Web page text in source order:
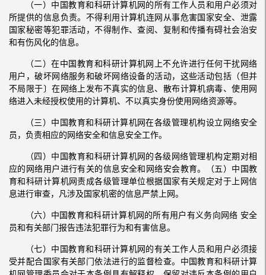
（一）中国教育和科研计算机网的所有工作人员和用户必须对
所提供的信息负责。不得利用计算机连网从事危害国家安全、泄露
国家秘密等犯罪活动，不得制作、查阅、复制和传播有碍社会治安
和有伤风化的信息。
（二）在中国教育和科研计算机网上不允许进行任何干扰网络
用户，破坏网络服务和破坏网络设备的活动，这些活动包括（但并
不局限于〕在网络上发布不真实的信息、散布计算机病毒、使用网
络进入未经授权使用的计算机、不以真实身份使用网络资源等。
（三）中国教育和科研计算机网在各级管理机构设立网络安全
员，负责相应的网络安全和信息安全工作。
（四）中国教育和科研计算机网的各级网络管理机构定期对相
应的网络用户进行有关的信息安全和网络安会教育。（五）中国教
育和科研计算机网责成各级管理单位根据国家有关规定对于上网信
息进行审查，凡涉及国家机密的信息严禁上网。
（六）中国教育和科研计算机网的所有用户有义务向网络 安全
员和有关部门报告违法犯罪行为和有害信息。
（七）中国教育和科研计算机网的有关工作人员和用户必须接
受并配合国家有关部门依法进行的监督检查。中国教育和科研计算